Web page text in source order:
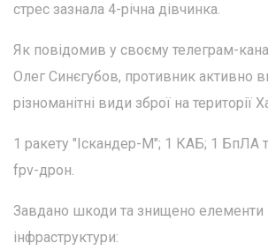
стрес зазнала 4-річна дівчинка.
Як повідомив у своєму телеграм-
Олег Синєгубов, противник активно
різноманітні види зброї на території
1 ракету "Іскандер-М"; 1 КАБ; 1 БпЛА
fpv-дрон.
Завдано шкоди та знищено елементи
інфраструктури: